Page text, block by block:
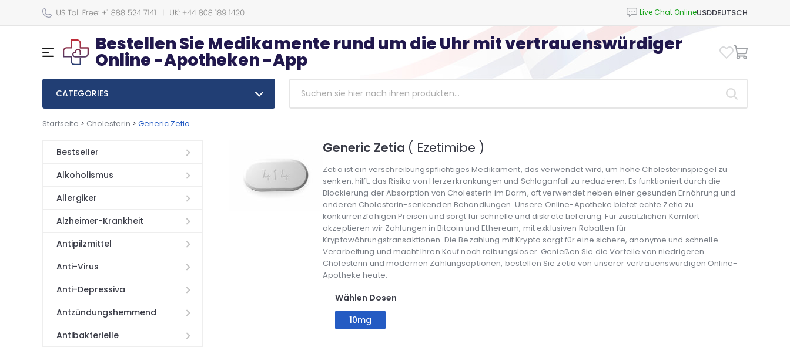
USDDEUTSCH
Bestellen Sie Medikamente rund um die Uhr mit vertrauenswürdiger
Online -Apotheken -App
CATEGORIES
Startseite > Cholesterin > Generic Zetia
Bestseller
Alkoholismus
Allergiker
Alzheimer-Krankheit
Antipilzmittel
Anti-Virus
Anti-Depressiva
Antzündungshemmend
Antibakterielle
Generic Zetia ( Ezetimibe )
Zetia ist ein verschreibungspflichtiges Medikament, das verwendet wird, um hohe Cholesterinspiegel zu
senken, hilft, das Risiko von Herzerkrankungen und Schlaganfall zu reduzieren. Es funktioniert durch die
Blockierung der Absorption von Cholesterin im Darm, oft verwendet neben einer gesunden Ernährung und
anderen Cholesterin-senkenden Behandlungen. Unsere Online-Apotheke bietet echte Zetia zu
konkurrenzfähigen Preisen und sorgt für schnelle und diskrete Lieferung. Für zusätzlichen Komfort
akzeptieren wir Zahlungen in Bitcoin und Ethereum, mit exklusiven Rabatten für
Kryptowährungstransaktionen. Die Bezahlung mit Krypto sorgt für eine sichere, anonyme und schnelle
Verarbeitung und macht Ihren Kauf noch reibungsloser. Genießen Sie die Vorteile von niedrigeren
Cholesterin und modernen Zahlungsoptionen, bestellen Sie zetia von unserer vertrauenswürdigen Online-
Apotheke heute.
Wählen Dosen
10mg